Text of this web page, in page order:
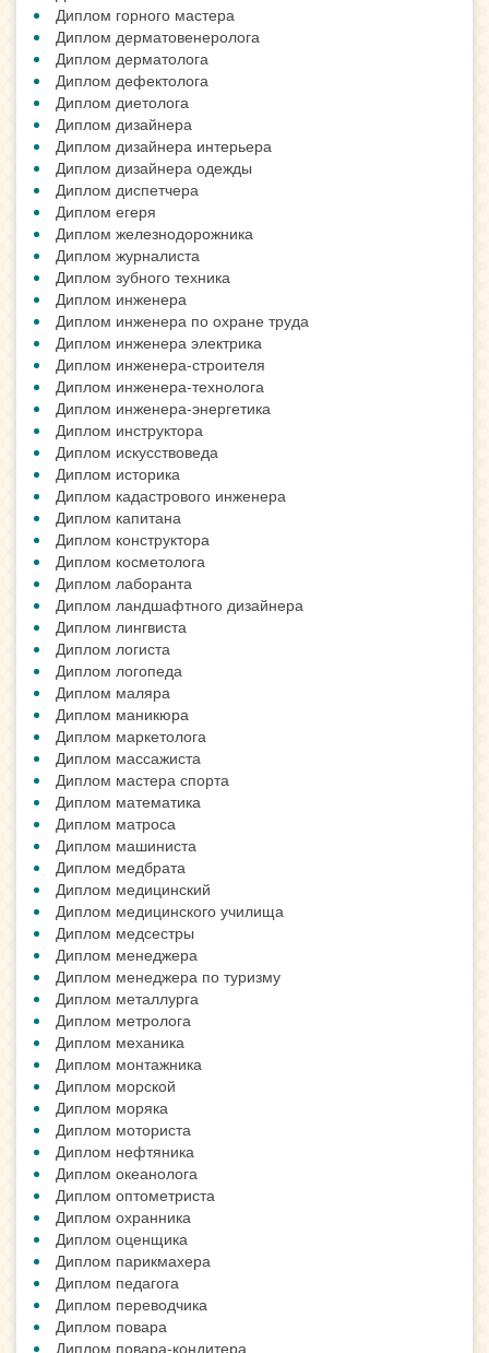
Диплом горного мастера
Диплом дерматовенеролога
Диплом дерматолога
Диплом дефектолога
Диплом диетолога
Диплом дизайнера
Диплом дизайнера интерьера
Диплом дизайнера одежды
Диплом диспетчера
Диплом егеря
Диплом железнодорожника
Диплом журналиста
Диплом зубного техника
Диплом инженера
Диплом инженера по охране труда
Диплом инженера электрика
Диплом инженера-строителя
Диплом инженера-технолога
Диплом инженера-энергетика
Диплом инструктора
Диплом искусствоведа
Диплом историка
Диплом кадастрового инженера
Диплом капитана
Диплом конструктора
Диплом косметолога
Диплом лаборанта
Диплом ландшафтного дизайнера
Диплом лингвиста
Диплом логиста
Диплом логопеда
Диплом маляра
Диплом маникюра
Диплом маркетолога
Диплом массажиста
Диплом мастера спорта
Диплом математика
Диплом матроса
Диплом машиниста
Диплом медбрата
Диплом медицинский
Диплом медицинского училища
Диплом медсестры
Диплом менеджера
Диплом менеджера по туризму
Диплом металлурга
Диплом метролога
Диплом механика
Диплом монтажника
Диплом морской
Диплом моряка
Диплом моториста
Диплом нефтяника
Диплом океанолога
Диплом оптометриста
Диплом охранника
Диплом оценщика
Диплом парикмахера
Диплом педагога
Диплом переводчика
Диплом повара
Диплом повара-кондитера